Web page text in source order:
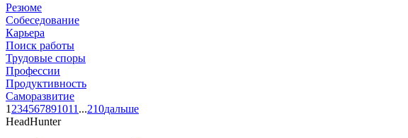
Резюме
Собеседование
Карьера
Поиск работы
Трудовые споры
Профессии
Продуктивность
Саморазвитие
1 234567891011 ...210дальше
HeadHunter